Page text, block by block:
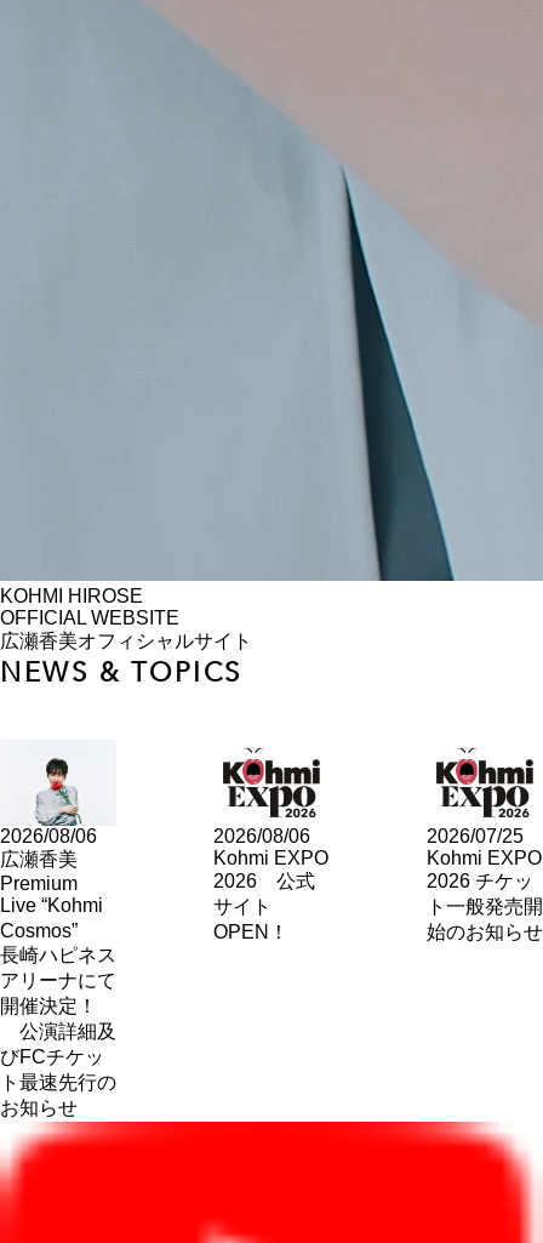
KOHMI HIROSE
OFFICIAL WEBSITE
広瀬香美オフィシャルサイト
NEWS & TOPICS
2026/08/06
広瀬香美
Premium
Live “Kohmi
Cosmos”
長崎ハピネス
アリーナにて
開催決定！
公演詳細及
びFCチケッ
ト最速先行の
お知らせ
2026/08/06
Kohmi EXPO
2026 公式
サイト
OPEN！
2026/07/25
Kohmi EXPO
2026 チケッ
ト一般発売開
始のお知らせ